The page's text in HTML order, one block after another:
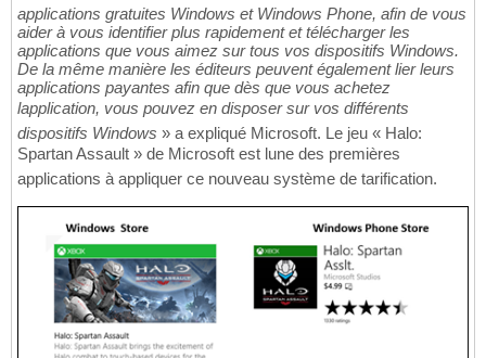
applications gratuites Windows et Windows Phone, afin de vous
aider à vous identifier plus rapidement et télécharger les
applications que vous aimez sur tous vos dispositifs Windows.
De la même manière les éditeurs peuvent également lier leurs
applications payantes afin que dès que vous achetez
lapplication, vous pouvez en disposer sur vos différents
dispositifs Windows » a expliqué Microsoft. Le jeu « Halo:
Spartan Assault » de Microsoft est lune des premières
applications à appliquer ce nouveau système de tarification.